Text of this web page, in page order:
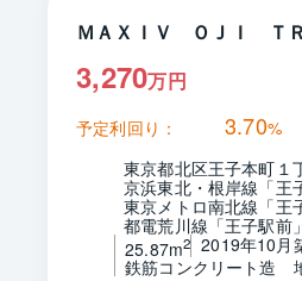
ＭＡＸＩＶ ＯＪＩ Ｔ
3,270万円
予定利回り： 3.70%
東京都北区王子本町１
京浜東北・根岸線「王
東京メトロ南北線「王
都電荒川線「王子駅前
25.87m2 2019年10月
鉄筋コンクリート造　